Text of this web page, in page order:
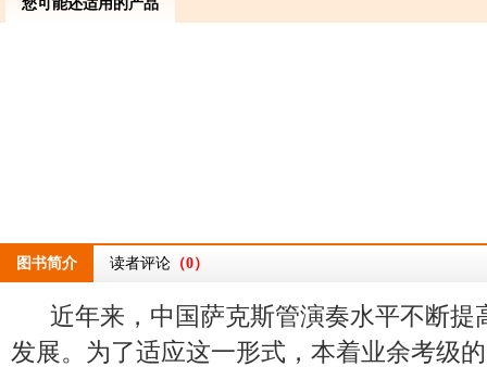
您可能还适用的产品
图书简介 读者评论 （0）
近年来，中国萨克斯管演奏水平不断提
发展。为了适应这一形式，本着业余考级